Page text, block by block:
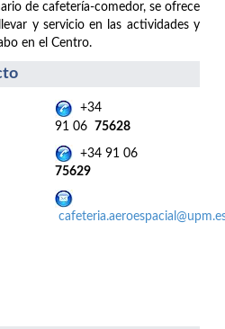
de cafetería-comedor, se ofrece
y servicio en las actividades y
en el Centro.
+34
91 06 75628
+34 91 06
75629